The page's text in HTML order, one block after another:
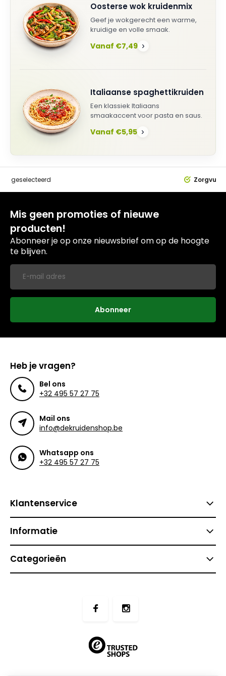
Oosterse wok kruidenmix
Geef je wokgerecht een warme,
kruidige en volle smaak.
Vanaf €7,49 ›
Italiaanse spaghettikruiden
Een klassiek Italiaans
smaakaccent voor pasta en saus.
Vanaf €5,95 ›
geselecteerd
Mis geen promoties of nieuwe
producten!
Abonneer je op onze nieuwsbrief om op de hoogte
te blijven.
Abonneer
Heb je vragen?
Bel ons
+32 495 57 27 75
Mail ons
info@dekruidenshop.be
Whatsapp ons
+32 495 57 27 75
Klantenservice
Informatie
Categorieën